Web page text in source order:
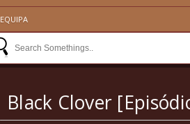
EQUIPA
Black Clover